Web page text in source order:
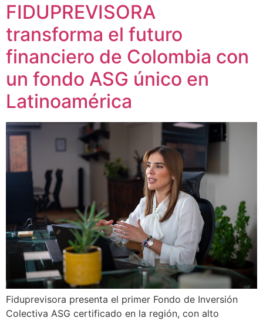
FIDUPREVISORA
transforma el futuro
financiero de Colombia con
un fondo ASG único en
Latinoamérica
Fiduprevisora presenta el primer Fondo de Inversión
Colectiva ASG certificado en la región, con alto